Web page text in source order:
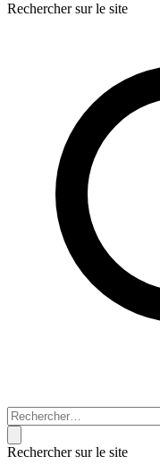
Rechercher sur le site
Rechercher sur le site